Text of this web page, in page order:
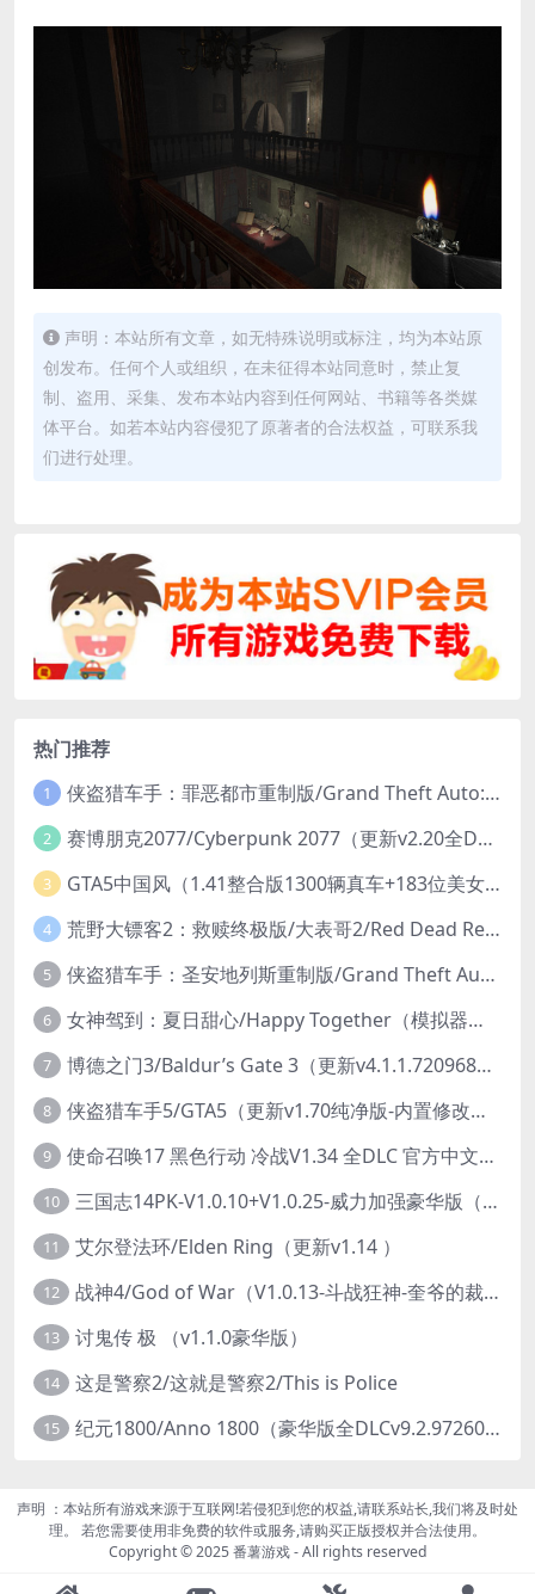
声明：本站所有文章，如无特殊说明或标注，均为本站原
创发布。任何个人或组织，在未征得本站同意时，禁止复
制、盗用、采集、发布本站内容到任何网站、书籍等各类媒
体平台。如若本站内容侵犯了原著者的合法权益，可联系我
们进行处理。
热门推荐
1 侠盗猎车手：罪恶都市重制版/Grand Theft Auto: Vice City – The Definitive Edition
2 赛博朋克2077/Cyberpunk 2077（更新v2.20全DLC）
3 GTA5中国风（1.41整合版1300辆真车+183位美女与英雄+200%存档）
4 荒野大镖客2：救赎终极版/大表哥2/Red Dead Redemption 2: Ultimate Edition（更新v1491.50终极版）
5 侠盗猎车手：圣安地列斯重制版/Grand Theft Auto: San Andreas – The Definitive Edition（更新v1.113.49697469）
6 女神驾到：夏日甜心/Happy Together（模拟器版-升级豪华终极珍藏版+全DLC）
7 博德之门3/Baldur’s Gate 3（更新v4.1.1.7209685）
8 侠盗猎车手5/GTA5（更新v1.70纯净版-内置修改器+通关存档）
9 使命召唤17 黑色行动 冷战V1.34 全DLC 官方中文版COD17
10 三国志14PK-V1.0.10+V1.0.25-威力加强豪华版（武将面容套装-全DLC+季票+特典+中文语音+编辑修改器）
11 艾尔登法环/Elden Ring（更新v1.14 ）
12 战神4/God of War（V1.0.13-斗战狂神-奎爷的裁决+全DLC）
13 讨鬼传 极 （v1.1.0豪华版）
14 这是警察2/这就是警察2/This is Police
15 纪元1800/Anno 1800（豪华版全DLCv9.2.972600）
声明 ：本站所有游戏来源于互联网!若侵犯到您的权益,请联系站长,我们将及时处
理。 若您需要使用非免费的软件或服务,请购买正版授权并合法使用。
Copyright © 2025 番薯游戏 - All rights reserved